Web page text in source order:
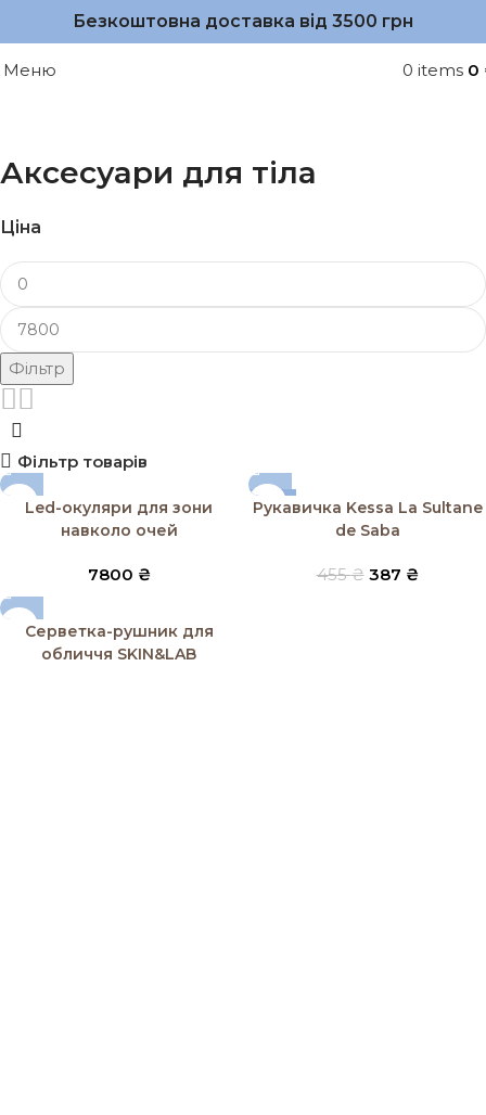
Безкоштовна доставка від 3500 грн
Меню 0 items 0
Аксесуари для тіла
Ціна
Фільтр
Фільтр товарів
Led-окуляри для зони
навколо очей
7800 ₴
-15%
Рукавичка Kessa La Sultane
de Saba
455₴ 387 ₴
SOLD OUT
Серветка-рушник для
обличчя SKIN&LAB